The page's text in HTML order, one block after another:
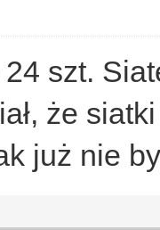
24 szt.
że
już nie